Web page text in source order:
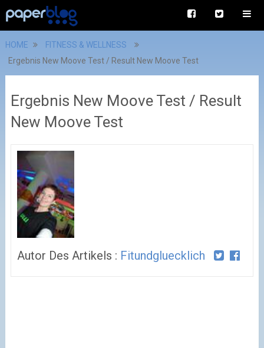
HOME
FITNESS & WELLNESS
Ergebnis New Moove Test / Result New Moove Test
Ergebnis New Moove Test / Result
New Moove Test
Autor Des Artikels : Fitundgluecklich